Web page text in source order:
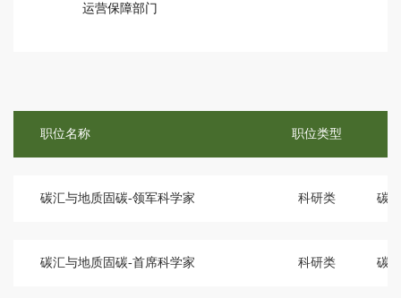
运营保障部门
职位名称 职位类型
碳汇与地质固碳-领军科学家 科研类 碳
碳汇与地质固碳-首席科学家 科研类 碳